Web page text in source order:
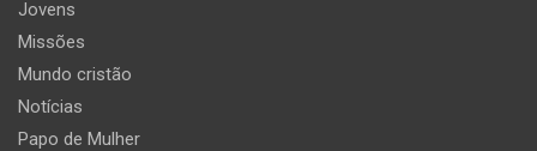
Jovens
Missões
Mundo cristão
Notícias
Papo de Mulher